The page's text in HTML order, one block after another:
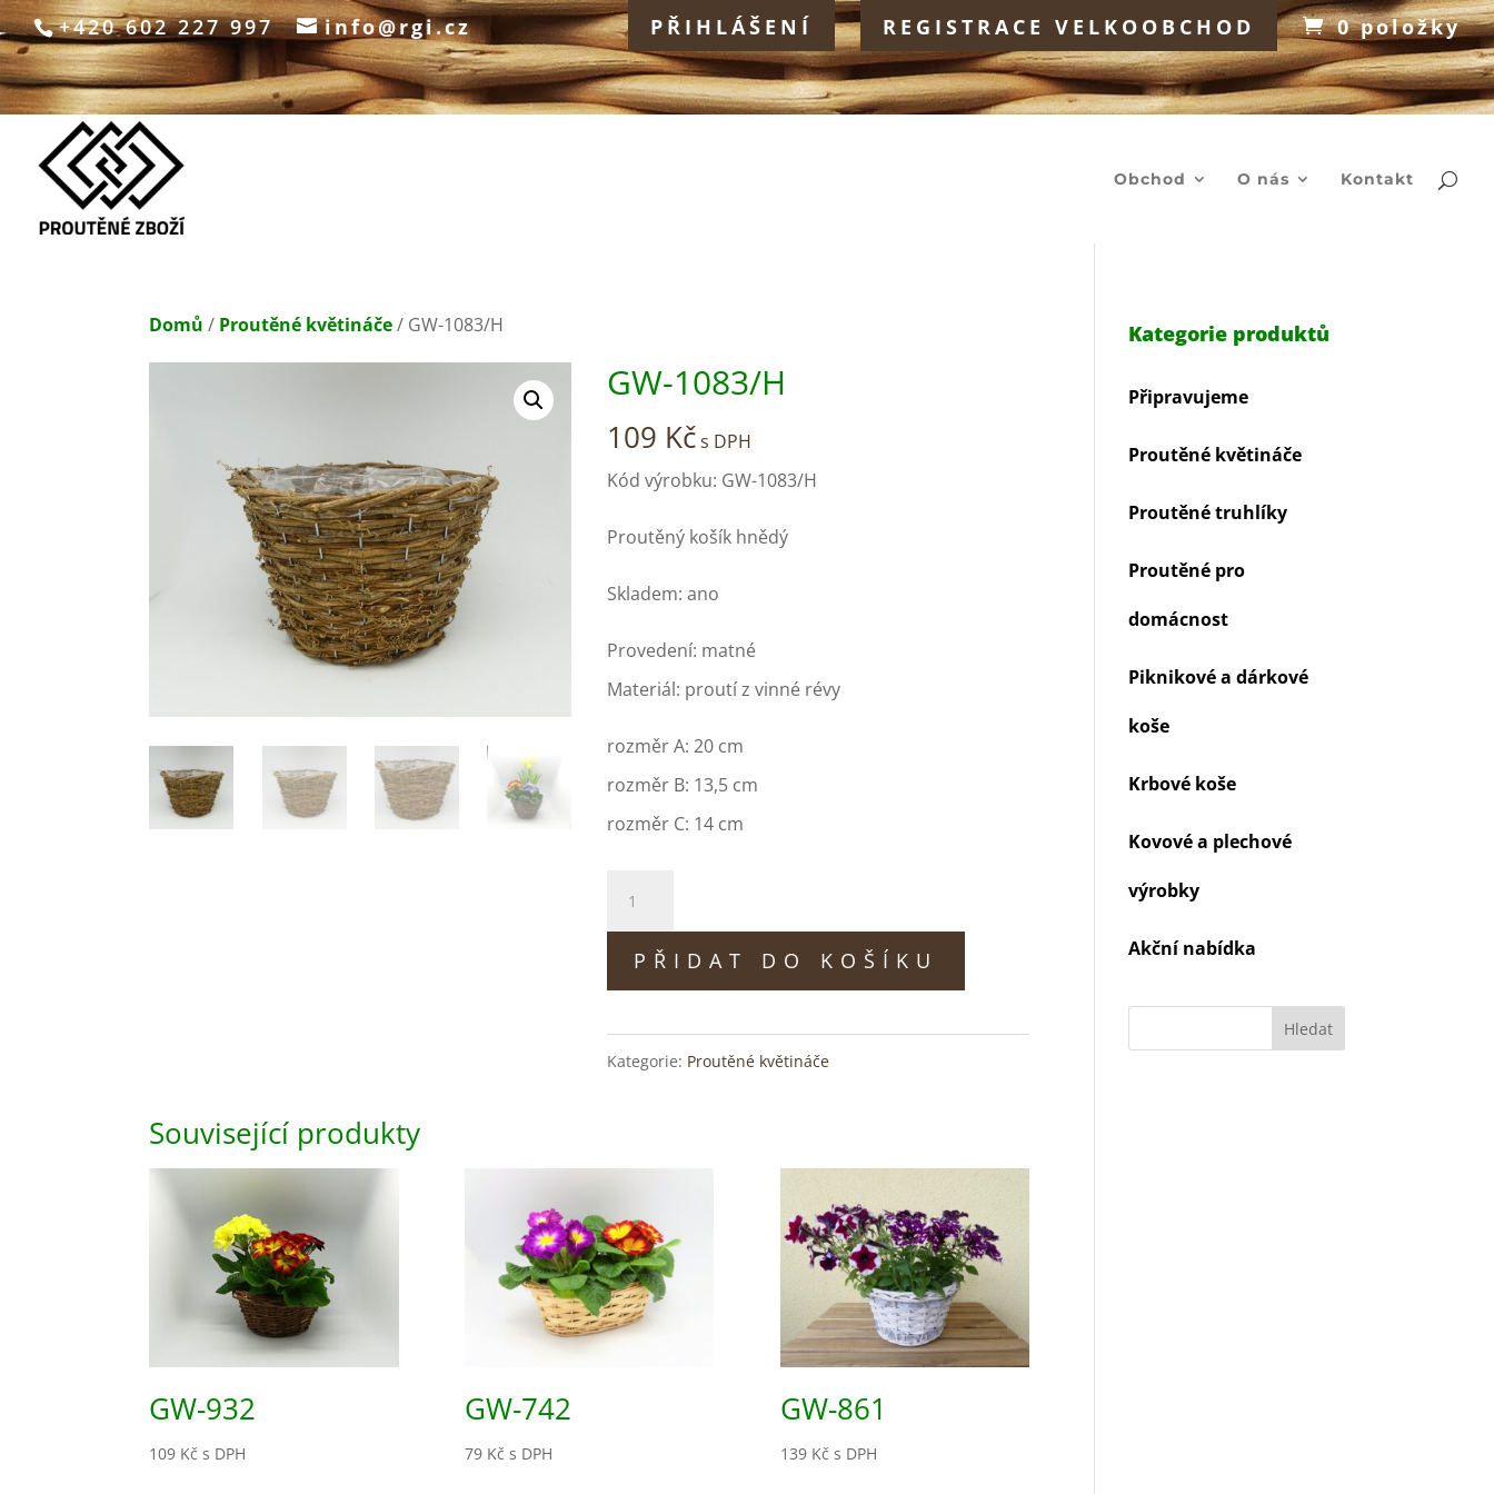
+420 602 227 997 info@rgi.cz PŘIHLÁŠENÍ REGISTRACE VELKOOBCHOD 0 položky
Obchod O nás Kontakt
Domů / Proutěné květináče/ GW-1083/H
GW-1083/H
109 Kčs DPH
Kód výrobku: GW-1083/H
Proutěný košík hnědý
Skladem: ano
Provedení: matné
Materiál: proutí z vinné révy
rozměr A: 20 cm
rozměr B: 13,5 cm
rozměr C: 14 cm
1083/H
množství
PŘIDAT DO KOŠÍKU
Kategorie: Proutěné květináče
Související produkty
GW-932
109 Kč s DPH
GW-742
79 Kč s DPH
GW-861
139 Kč s DPH
Kategorie produktů
Připravujeme
Proutěné květináče
Proutěné truhlíky
Proutěné pro
domácnost
Piknikové a dárkové
koše
Krbové koše
Kovové a plechové
výrobky
Akční nabídka